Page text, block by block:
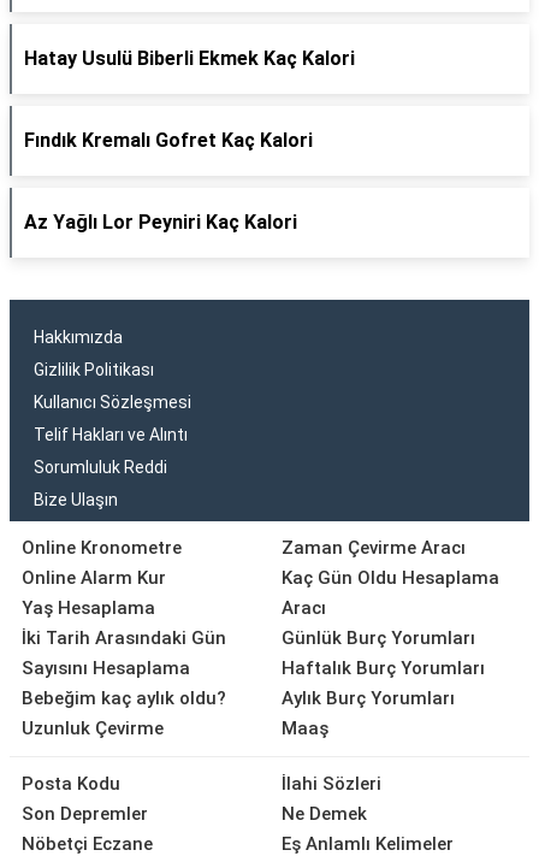
Hatay Usulü Biberli Ekmek Kaç Kalori
Fındık Kremalı Gofret Kaç Kalori
Az Yağlı Lor Peyniri Kaç Kalori
Hakkımızda
Gizlilik Politikası
Kullanıcı Sözleşmesi
Telif Hakları ve Alıntı
Sorumluluk Reddi
Bize Ulaşın
Online Kronometre
Online Alarm Kur
Yaş Hesaplama
İki Tarih Arasındaki Gün
Sayısını Hesaplama
Bebeğim kaç aylık oldu?
Uzunluk Çevirme
Zaman Çevirme Aracı
Kaç Gün Oldu Hesaplama
Aracı
Günlük Burç Yorumları
Haftalık Burç Yorumları
Aylık Burç Yorumları
Maaş
Posta Kodu
Son Depremler
Nöbetçi Eczane
İlahi Sözleri
Ne Demek
Eş Anlamlı Kelimeler